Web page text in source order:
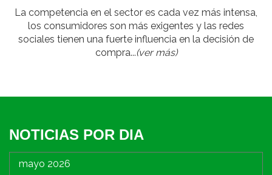
La competencia en el sector es cada vez más intensa,
los consumidores son más exigentes y las redes
sociales tienen una fuerte influencia en la decisión de
compra...(ver más)
NOTICIAS POR DIA
mayo 2026